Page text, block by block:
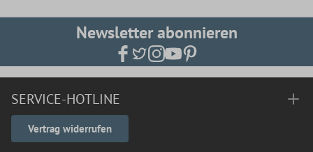
Newsletter abonnieren
SERVICE-HOTLINE
Vertrag widerrufen